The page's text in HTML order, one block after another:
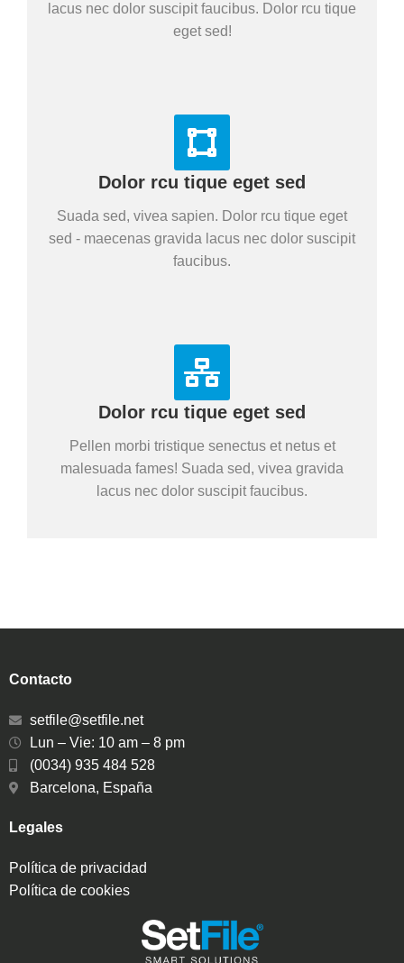
lacus nec dolor suscipit faucibus. Dolor rcu tique
eget sed!
Dolor rcu tique eget sed
Suada sed, vivea sapien. Dolor rcu tique eget
sed - maecenas gravida lacus nec dolor suscipit
faucibus.
Dolor rcu tique eget sed
Pellen morbi tristique senectus et netus et
malesuada fames! Suada sed, vivea gravida
lacus nec dolor suscipit faucibus.
Contacto
setfile@setfile.net
Lun – Vie: 10 am – 8 pm
(0034) 935 484 528
Barcelona, España
Legales
Política de privacidad
Política de cookies